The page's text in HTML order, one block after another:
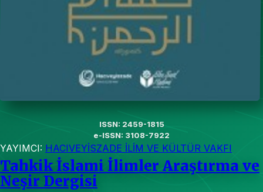
ISSN: 2459-1815
e-ISSN: 3108-7922
YAYIMCI: HACIVEYİSZADE İLİM VE KÜLTÜR VAKFI
Tahkik İslami İlimler Araştırma ve
Neşir Dergisi